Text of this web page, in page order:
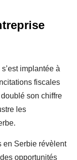
implantée à
fiscales
son chiffre
les
en Serbie révèlent
opportunités